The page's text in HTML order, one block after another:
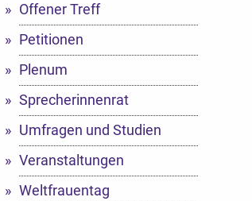
Offener Treff
Petitionen
Plenum
Sprecherinnenrat
Umfragen und Studien
Veranstaltungen
Weltfrauentag